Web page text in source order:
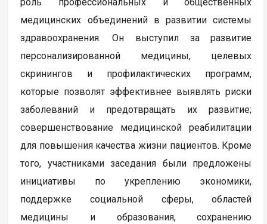
медицинских объединений в развитии системы
здравоохранения. Он выступил за развитие
персонализированной медицины, целевых
скринингов и профилактических программ,
которые позволят эффективнее выявлять риски
заболеваний и предотвращать их развитие;
совершенствование медицинской реабилитации
для повышения качества жизни пациентов. Кроме
того, участниками заседания были предложены
инициативы по укреплению экономики,
поддержке социальной сферы, областей
медицины и образования, сохранению